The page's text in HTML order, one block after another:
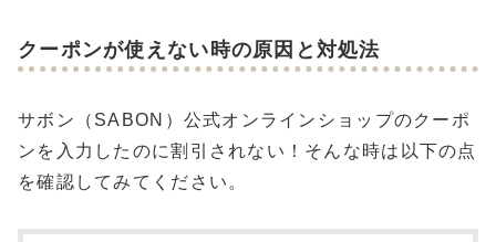
クーポンが使えない時の原因と対処法
サボン（SABON）公式オンラインショップのクーポ
ンを入力したのに割引されない！そんな時は以下の点
を確認してみてください。